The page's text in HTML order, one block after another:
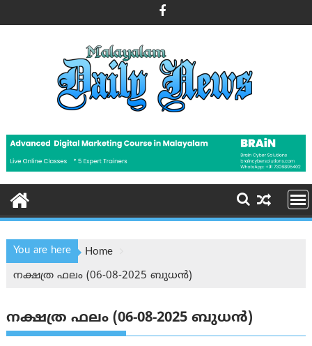
to
You are here
Home
നക്ഷത്ര ഫലം (06-08-2025 ബുധൻ)
നക്ഷത്ര ഫലം (06-08-2025 ബുധൻ)